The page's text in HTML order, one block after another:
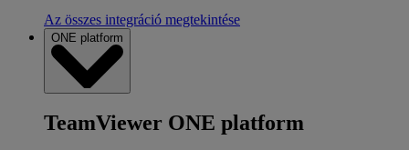
Az összes integráció megtekintése
ONE platform
TeamViewer ONE platform